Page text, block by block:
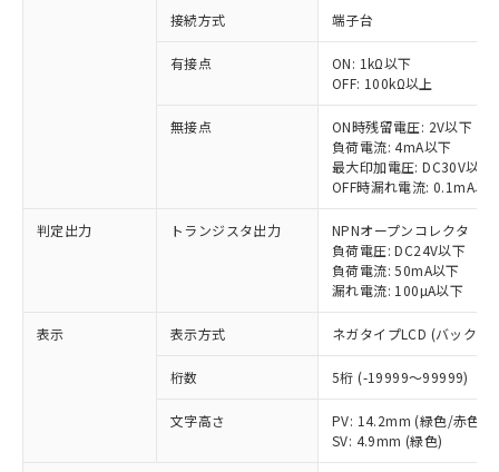
接続方式 端子台
有接点
ON: 1kΩ以下
OFF: 100kΩ以上
無接点
ON時残留電圧: 2V以下
負荷電流: 4mA以下
最大印加電圧: DC30V以下
OFF時漏れ電流: 0.1mA以
判定出力 トランジスタ出力
NPNオープンコレクタ
負荷電圧: DC24V以下
負荷電流: 50mA以下
漏れ電流: 100µA以下
表示 表示方式 ネガタイプLCD (バックラ
桁数 5桁 (-19999～99999)
文字高さ
PV: 14.2mm (緑色/赤色切
SV: 4.9mm (緑色)
以下の条件をお読みいただき、同意のうえ
ご利用ください。
本サービスは、当社制御機器事業取扱
商品の当社在庫状況および標準価格
(税抜)を提供させていただくもので
対応済み：EU RoHS指令（10物質）の
非含有に対応した製品が提供可能な商品で
す。
対応予定：EU RoHS指令（10物質）の非含
有に対応した製品に切り替える予定のある
対応予定なし：EU RoHS指令（10物質）の
非含有に非対応の商品で、対応品を出す予
定はありません。
調査・確認中：EU RoHS指令（10物質）の
非含有の対応状況を調査中または確認中の
※1 中国RoHS○×表